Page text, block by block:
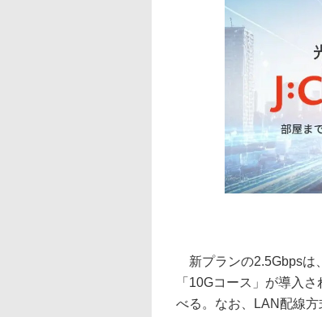
新プランの2.5Gbpsは
「10Gコース」が導入
べる。なお、LAN配線